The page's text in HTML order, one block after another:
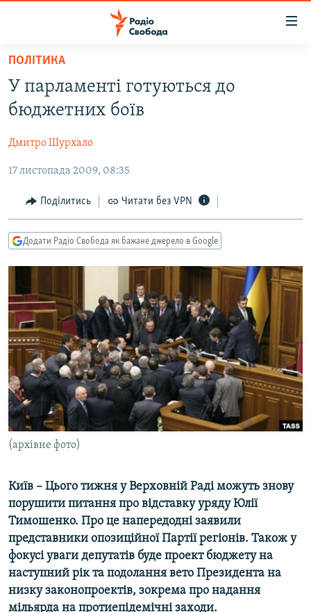
Перейти
основного
матеріалу
до
навігації
Перейти
пошуку
ВСЕ ЗА ДОБУ
ПОЛІТИКА
ЕКОНОМІКА
СУСПІЛЬСТВО
СПОРТ
СВІТ
ВІЙНА
РОСІЙСЬКА «ФІЛЬТРАЦІЯ»
ДОНБАС.РЕАЛІЇ
КРИМ.РЕАЛІЇ
ТИ ЯК?
ПРИАЗОВ’Я
КИТАЙ.ВИКЛИКИ
МУЛЬТИМЕДІА
ФОТО
СПЕЦПРОЄКТИ
ПОДКАСТИ
РУС
УКР
ДОЛУЧАЙСЯ!
ПОЛІТИКА
У парламенті готуються до
бюджетних боїв
Дмитро Шурхало
17 листопада 2009, 08:35
Поділитись Читати без VPN
Додати Радіо Свобода як бажане джерело в Google
(архівне фото)
Київ – Цього тижня у Верховній Раді можуть знову
порушити питання про відставку уряду Юлії
Тимошенко. Про це напередодні заявили
представники опозиційної Партії регіонів. Також у
фокусі уваги депутатів буде проект бюджету на
наступний рік та подолання вето Президента на
низку законопроектів, зокрема про надання
мільярда на протиепідемічні заходи.